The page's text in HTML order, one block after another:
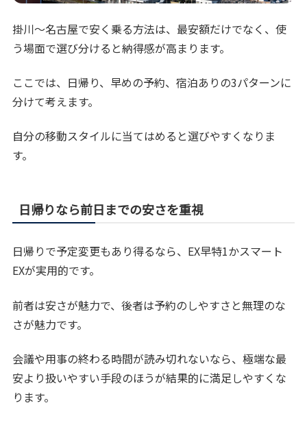
掛川〜名古屋で安く乗る方法は、最安額だけでなく、使
う場面で選び分けると納得感が高まります。
ここでは、日帰り、早めの予約、宿泊ありの3パターンに
分けて考えます。
自分の移動スタイルに当てはめると選びやすくなりま
す。
日帰りなら前日までの安さを重視
日帰りで予定変更もあり得るなら、EX早特1かスマート
EXが実用的です。
前者は安さが魅力で、後者は予約のしやすさと無理のな
さが魅力です。
会議や用事の終わる時間が読み切れないなら、極端な最
安より扱いやすい手段のほうが結果的に満足しやすくな
ります。